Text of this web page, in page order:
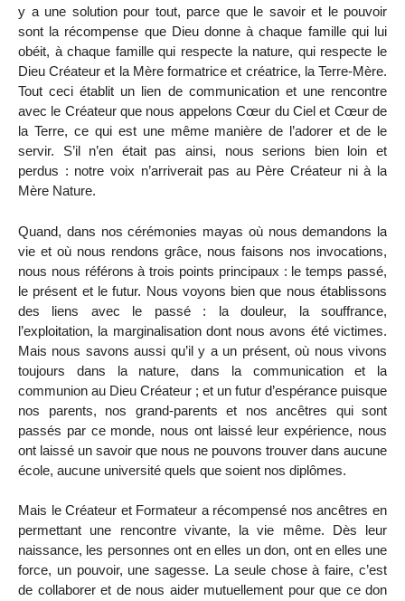
y a une solution pour tout, parce que le savoir et le pouvoir
sont la récompense que Dieu donne à chaque famille qui lui
obéit, à chaque famille qui respecte la nature, qui respecte le
Dieu Créateur et la Mère formatrice et créatrice, la Terre-Mère.
Tout ceci établit un lien de communication et une rencontre
avec le Créateur que nous appelons Cœur du Ciel et Cœur de
la Terre, ce qui est une même manière de l’adorer et de le
servir. S’il n’en était pas ainsi, nous serions bien loin et
perdus : notre voix n’arriverait pas au Père Créateur ni à la
Mère Nature.
Quand, dans nos cérémonies mayas où nous demandons la
vie et où nous rendons grâce, nous faisons nos invocations,
nous nous référons à trois points principaux : le temps passé,
le présent et le futur. Nous voyons bien que nous établissons
des liens avec le passé : la douleur, la souffrance,
l’exploitation, la marginalisation dont nous avons été victimes.
Mais nous savons aussi qu’il y a un présent, où nous vivons
toujours dans la nature, dans la communication et la
communion au Dieu Créateur ; et un futur d’espérance puisque
nos parents, nos grand-parents et nos ancêtres qui sont
passés par ce monde, nous ont laissé leur expérience, nous
ont laissé un savoir que nous ne pouvons trouver dans aucune
école, aucune université quels que soient nos diplômes.
Mais le Créateur et Formateur a récompensé nos ancêtres en
permettant une rencontre vivante, la vie même. Dès leur
naissance, les personnes ont en elles un don, ont en elles une
force, un pouvoir, une sagesse. La seule chose à faire, c’est
de collaborer et de nous aider mutuellement pour que ce don